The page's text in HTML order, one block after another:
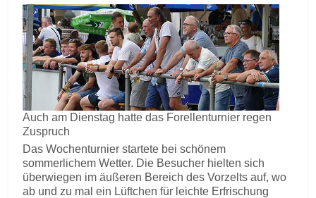
Auch am Dienstag hatte das Forellenturnier regen
Zuspruch
Das Wochenturnier startete bei schönem
sommerlichem Wetter. Die Besucher hielten sich
überwiegen im äußeren Bereich des Vorzelts auf, wo
ab und zu mal ein Lüftchen für leichte Erfrischung